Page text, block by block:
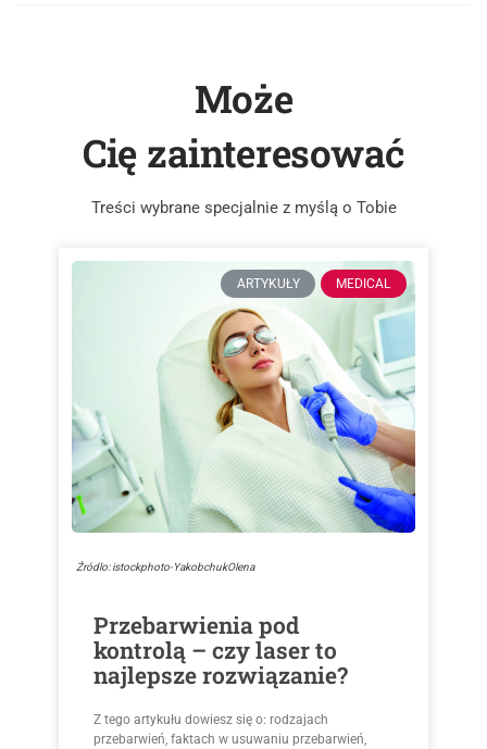
Może
Cię zainteresować
Treści wybrane specjalnie z myślą o Tobie
ARTYKUŁY MEDICAL
Źródlo: istockphoto-YakobchukOlena
Przebarwienia pod
kontrolą – czy laser to
najlepsze rozwiązanie?
Z tego artykułu dowiesz się o: rodzajach
przebarwień, faktach w usuwaniu przebarwień,